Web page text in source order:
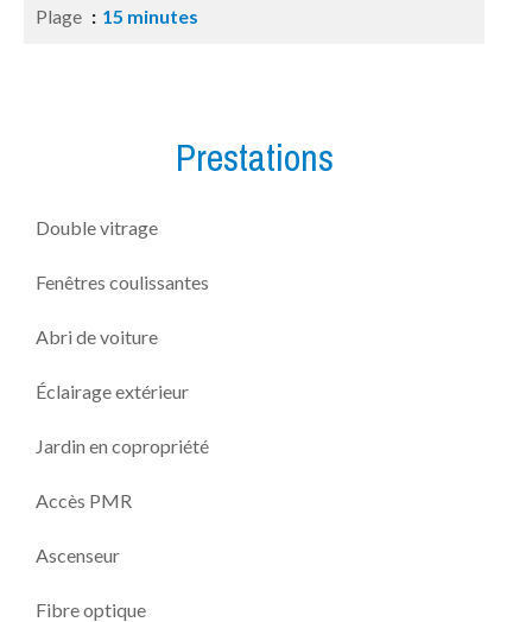
Plage 15 minutes
Prestations
Double vitrage
Fenêtres coulissantes
Abri de voiture
Éclairage extérieur
Jardin en copropriété
Accès PMR
Ascenseur
Fibre optique